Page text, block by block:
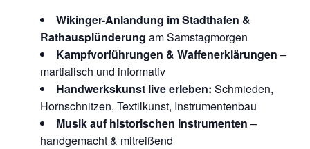
Wikinger-Anlandung im Stadthafen &
Rathausplünderung am Samstagmorgen
Kampfvorführungen & Waffenerklärungen –
martialisch und informativ
Handwerkskunst live erleben: Schmieden,
Hornschnitzen, Textilkunst, Instrumentenbau
Musik auf historischen Instrumenten –
handgemacht & mitreißend